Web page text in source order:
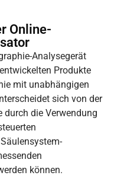
Online-
Analysegerät
Produkte
mit unabhängigen
sich von der
durch die Verwendung
können.